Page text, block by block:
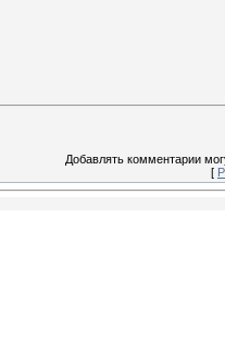
Добавлять комментарии
[